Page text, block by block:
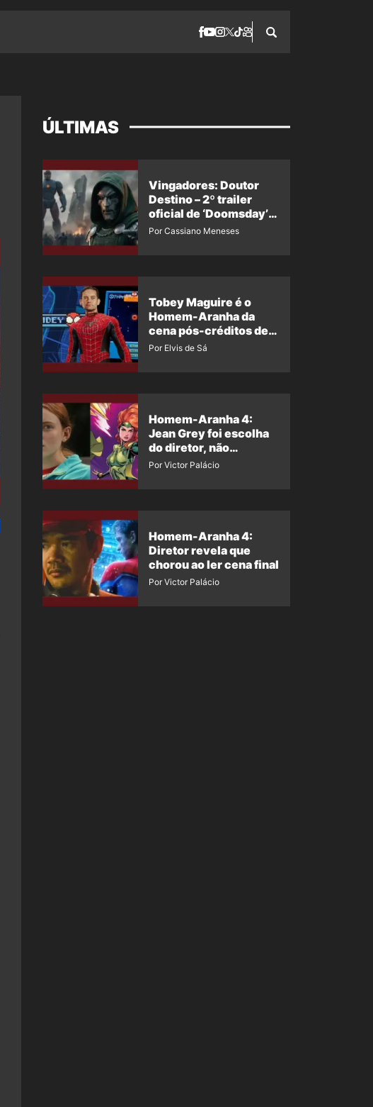
ÚLTIMAS
Vingadores: Doutor
Destino – 2º trailer
oficial de ‘Doomsday’
ganha nova data para
Por Cassiano Meneses
Tobey Maguire é o
Homem-Aranha da
cena pós-créditos de
Um Novo Dia?
Por Elvis de Sá
Homem-Aranha 4:
Jean Grey foi escolha
do diretor, não
imposição da Marvel
Por Victor Palácio
Homem-Aranha 4:
Diretor revela que
chorou ao ler cena final
Por Victor Palácio